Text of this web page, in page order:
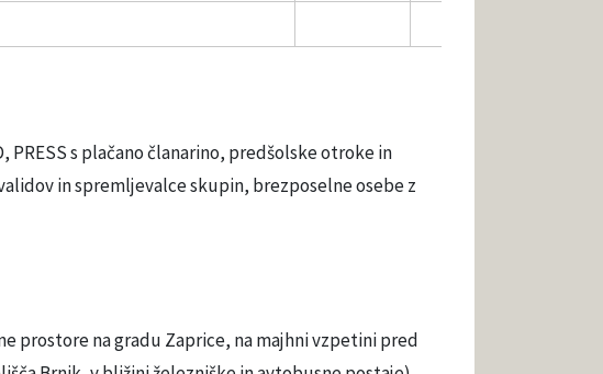
PRESS s plačano članarino, predšolske otroke in
in spremljevalce skupin, brezposelne osebe z
prostore na gradu Zaprice, na majhni vzpetini pred